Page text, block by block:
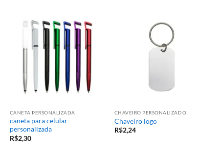
CANETA PERSONALIZADA
caneta para celular
personalizada
R$2,30
CHAVEIRO PERSONALIZADO
Chaveiro logo
R$2,24